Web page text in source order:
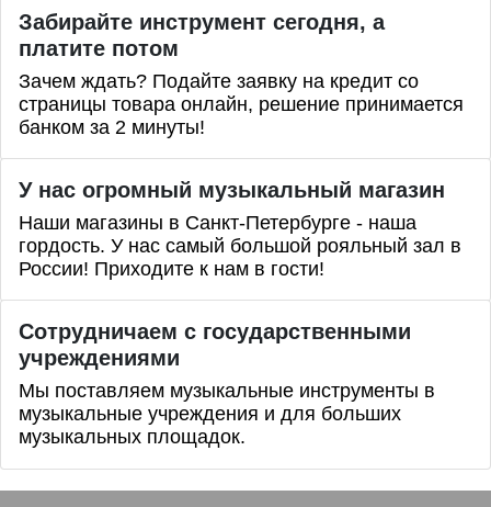
Забирайте инструмент сегодня, а
платите потом
Зачем ждать? Подайте заявку на кредит со
страницы товара онлайн, решение принимается
банком за 2 минуты!
У нас огромный музыкальный магазин
Наши магазины в Санкт-Петербурге - наша
гордость. У нас самый большой рояльный зал в
России! Приходите к нам в гости!
Сотрудничаем с государственными
учреждениями
Мы поставляем музыкальные инструменты в
музыкальные учреждения и для больших
музыкальных площадок.